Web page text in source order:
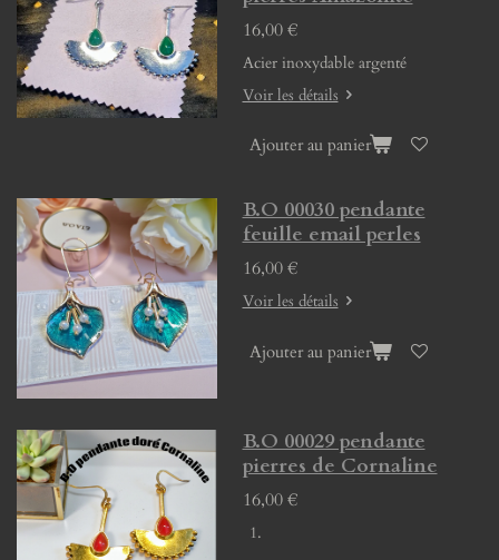
16,00 €
Acier inoxydable argenté
Voir les détails
Ajouter au panier
B.O 00030 pendante
feuille email perles
16,00 €
Voir les détails
Ajouter au panier
B.O 00029 pendante
pierres de Cornaline
16,00 €